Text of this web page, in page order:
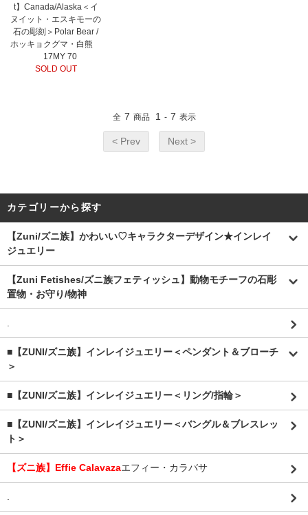
t】Canada/Alaska＜イ
ヌイット・エスキモーの
石の彫刻＞Polar Bear /
ホッキョクグマ・白熊
17MY 70
SOLD OUT
全 7 商品 1 - 7 表示
< Prev Next >
カテゴリーから探す
【Zuni/ズニ族】かわいい♡キャラクターデザイン★インレイ
ジュエリー
【Zuni Fetishes/ズニ族フェティッシュ】動物モチーフの石彫
置物・お守り/物神
■【ZUNI/ズニ族】インレイジュエリー＜ペンダント＆ブローチ
＞
■【ZUNI/ズニ族】インレイジュエリー＜リング/指輪＞
■【ZUNI/ズニ族】インレイジュエリー＜バングル＆ブレスレッ
ト＞
【ズニ族】Effie Calavazaエフィー・カラバサ